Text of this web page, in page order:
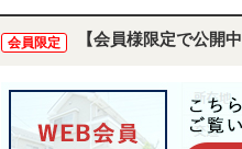
会員限定 【会員様限定で公開中